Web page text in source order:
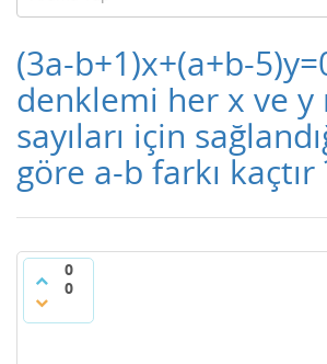
(3a-b+1)x+(a+b-
denklemi her x ve y
sayıları için
göre a-b farkı kaçtır
0
0